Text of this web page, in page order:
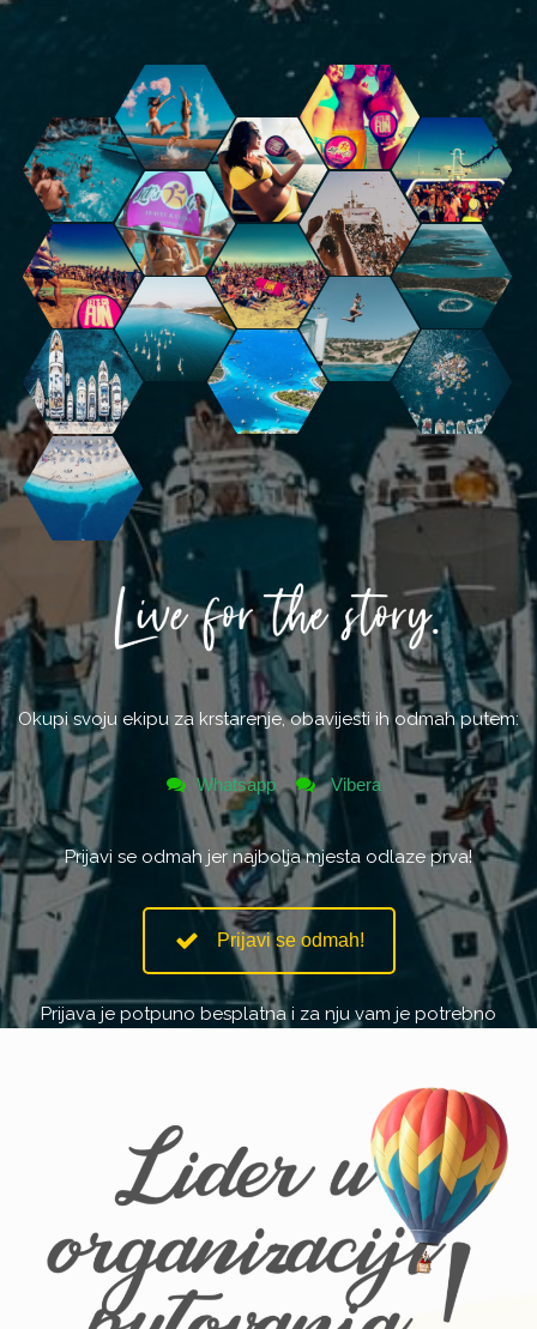
Okupi svoju ekipu za krstarenje, obavijesti ih odmah putem:
Whatsapp Vibera
Prijavi se odmah jer najbolja mjesta odlaze prva!
Prijavi se odmah!
Prijava je potpuno besplatna i za nju vam je potrebno